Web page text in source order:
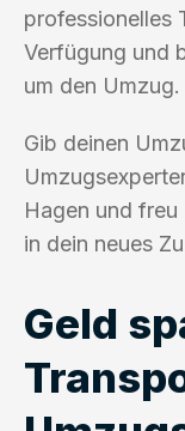
professionelles
Verfügung und
um den Umzug.
Gib deinen
Hagen und
in dein neues
Geld